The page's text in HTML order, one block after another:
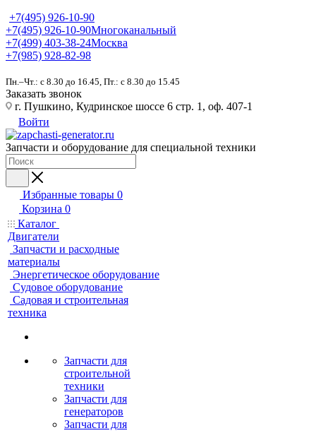
+7(495) 926-10-90
+7(495) 926-10-90Многоканальный
+7(499) 403-38-24Москва
+7(985) 928-82-98
Пн.–Чт.: с 8.30 до 16.45, Пт.: с 8.30 до 15.45
Заказать звонок
г. Пушкино, Кудринское шоссе 6 стр. 1, оф. 407-1
Войти
Запчасти и оборудование для специальной техники
Избранные товары 0
Корзина 0
Каталог
Двигатели
Запчасти и расходные
материалы
Энергетическое оборудование
Судовое оборудование
Садовая и строительная
техника
Запчасти для
строительной
техники
Запчасти для
генераторов
Запчасти для